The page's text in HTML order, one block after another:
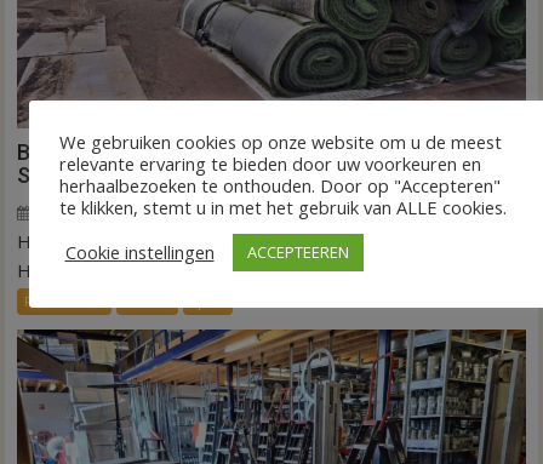
Binnen een dag is kunstgras weg in Hardenberg en
Sibculo
5 augustus 2026 Wim de Jonge Reacties uitgeschakeldvoor
kunstgras
weg
in
Hardenberg
en
HARDENBERG/SIBCULO – Het gras is vandaag opgerold in
Hardenberg en Sibculo. In één dag tijd is...
FRONTPAGE
We gebruiken cookies op onze website om u de meest
relevante ervaring te bieden door uw voorkeuren en
herhaalbezoeken te onthouden. Door op "Accepteren"
te klikken, stemt u in met het gebruik van ALLE cookies.
Cookie instellingen
ACCEPTEEREN